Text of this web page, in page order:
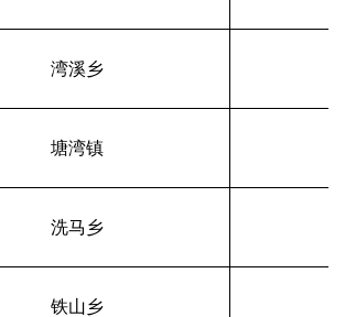
湾溪乡
塘湾镇
洗马乡
铁山乡